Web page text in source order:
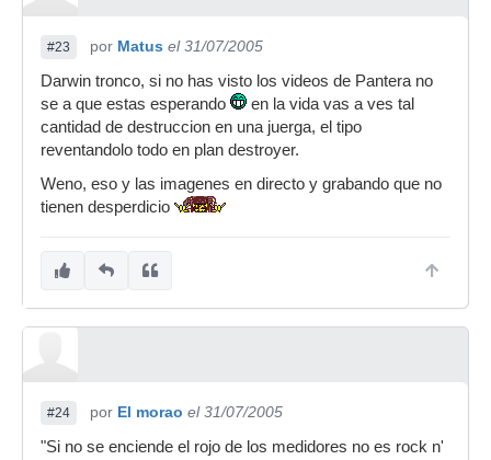
#23 por Matus el 31/07/2005
Darwin tronco, si no has visto los videos de Pantera no
se a que estas esperando
en la vida vas a ves tal
cantidad de destruccion en una juerga, el tipo
reventandolo todo en plan destroyer.
Weno, eso y las imagenes en directo y grabando que no
tienen desperdicio
#24 por El morao el 31/07/2005
"Si no se enciende el rojo de los medidores no es rock n'